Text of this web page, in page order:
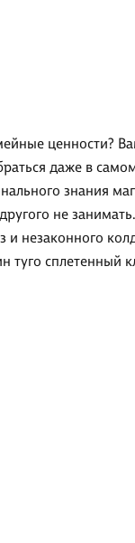
ценности?
даже в
знания
не
и незаконного
туго сплетенный